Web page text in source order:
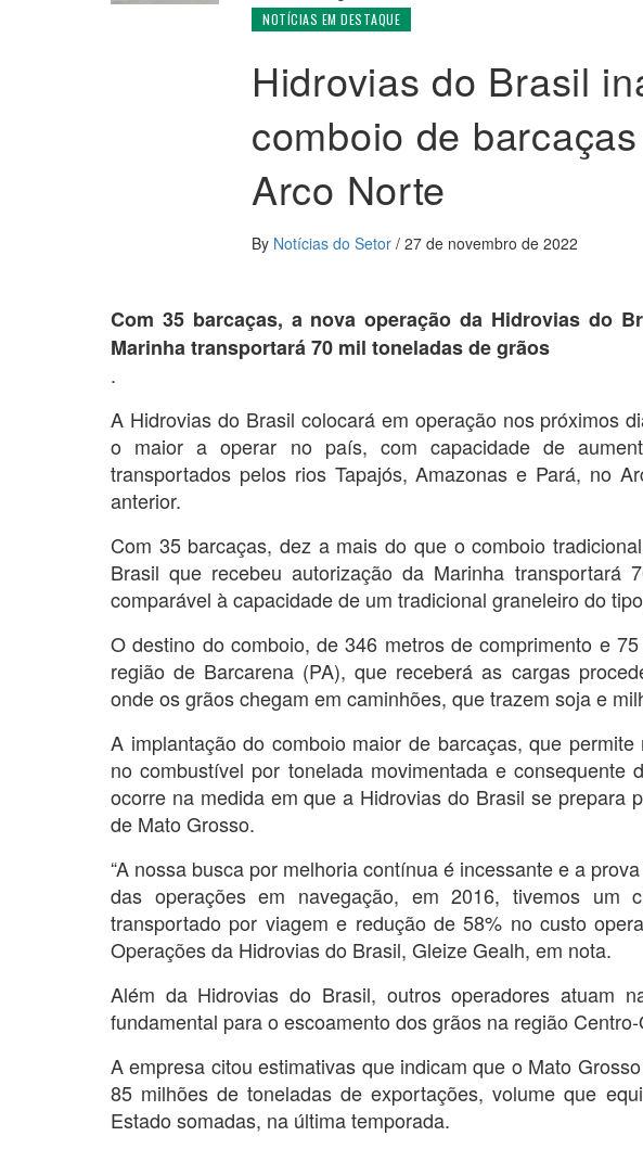
NOTÍCIAS EM DESTAQUE
Hidrovias do Brasil
comboio de
Arco Norte
By Notícias do Setor / 27 de novembro de 2022
Com 35 barcaças, a nova operação da Hidrovias do
Marinha transportará 70 mil toneladas de grãos
.
A Hidrovias do Brasil colocará em operação nos próximos
o maior a operar no país, com capacidade de
transportados pelos rios Tapajós, Amazonas e Pará, no
anterior.
Com 35 barcaças, dez a mais do que o comboio
Brasil que recebeu autorização da Marinha transportará
comparável à capacidade de um tradicional graneleiro do
O destino do comboio, de 346 metros de comprimento e
região de Barcarena (PA), que receberá as cargas
onde os grãos chegam em caminhões, que trazem soja e
A implantação do comboio maior de barcaças, que
no combustível por tonelada movimentada e consequente
ocorre na medida em que a Hidrovias do Brasil se prepara
de Mato Grosso.
“A nossa busca por melhoria contínua é incessante e a
das operações em navegação, em 2016, tivemos um
transportado por viagem e redução de 58% no custo
Operações da Hidrovias do Brasil, Gleize Gealh, em nota.
Além da Hidrovias do Brasil, outros operadores atuam
fundamental para o escoamento dos grãos na região
A empresa citou estimativas que indicam que o Mato
85 milhões de toneladas de exportações, volume que
Estado somadas, na última temporada.